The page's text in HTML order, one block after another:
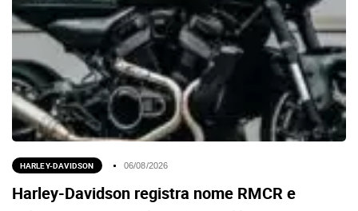
HARLEY-DAVIDSON 06/08/2026
Harley-Davidson registra nome RMCR e